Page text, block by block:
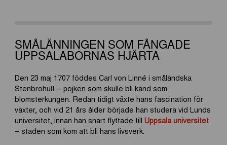
SMÅLÄNNINGEN SOM FÅNGADE
UPPSALABORNAS HJÄRTA
Den 23 maj 1707 föddes Carl von Linné i småländska
Stenbrohult – pojken som skulle bli känd som
blomsterkungen. Redan tidigt växte hans fascination för
växter, och vid 21 års ålder började han studera vid Lunds
universitet, innan han snart flyttade till Uppsala universitet
– staden som kom att bli hans livsverk.